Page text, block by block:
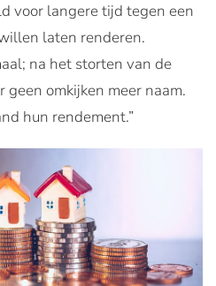
voor langere tijd tegen een
laten renderen.
na het storten van de
omkijken meer naam.
hun rendement.”